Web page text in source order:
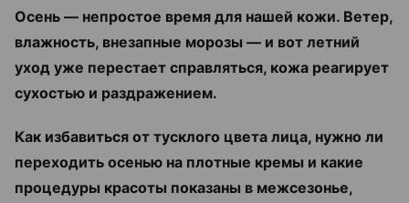
Осень — непростое время для нашей кожи. Ветер,
влажность, внезапные морозы — и вот летний
уход уже перестает справляться, кожа реагирует
сухостью и раздражением.
Как избавиться от тусклого цвета лица, нужно ли
переходить осенью на плотные кремы и какие
процедуры красоты показаны в межсезонье,